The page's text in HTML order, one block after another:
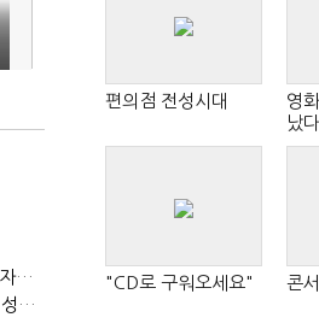
(정기여론조사)③2순위, 10명 중 4명 '송영길'…정청래 '한 자릿수'
(정기여론조사)④최고위원 최민희·박선원 '양강'…서미화·이성윤·임미애 뒤이어
편의점 전성시대
영
났
"CD로 구워오세요" 콘